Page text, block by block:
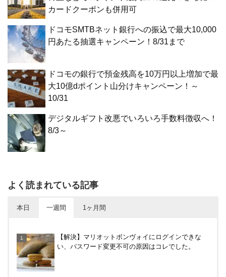
カードクーポンも併用可
ドコモSMTBネット銀行への振込で最大10,000
円あたる抽選キャンペーン！8/31まで
ドコモの銀行で預金残高を10万円以上増加で最
大10億dポイント山分けキャンペーン！～
10/31
デジタルギフト改悪でいろいろ手数料徴収へ！
8/3～
よく読まれている記事
本日 一週間 1ヶ月間
クレジットカードチャージすると5%還元に！
【解決】マリオットボンヴォイにログインできな
い、パスワード変更不可の原因はコレでした。